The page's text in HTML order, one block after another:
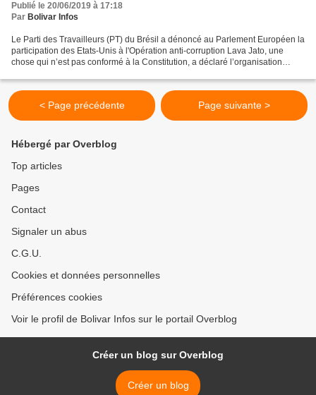
Publié le 20/06/2019 à 17:18
Par Bolivar Infos
Le Parti des Travailleurs (PT) du Brésil a dénoncé au Parlement Européen la
participation des Etats-Unis à l'Opération anti-corruption Lava Jato, une
chose qui n’est pas conformé à la Constitution, a déclaré l’organisation
< Page précédente Page suivante >
Hébergé par Overblog
Top articles
Pages
Contact
Signaler un abus
C.G.U.
Cookies et données personnelles
Préférences cookies
Voir le profil de Bolivar Infos sur le portail Overblog
Créer un blog sur Overblog
Créer un blog